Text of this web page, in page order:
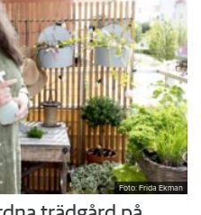
Foto: Frida Ekman